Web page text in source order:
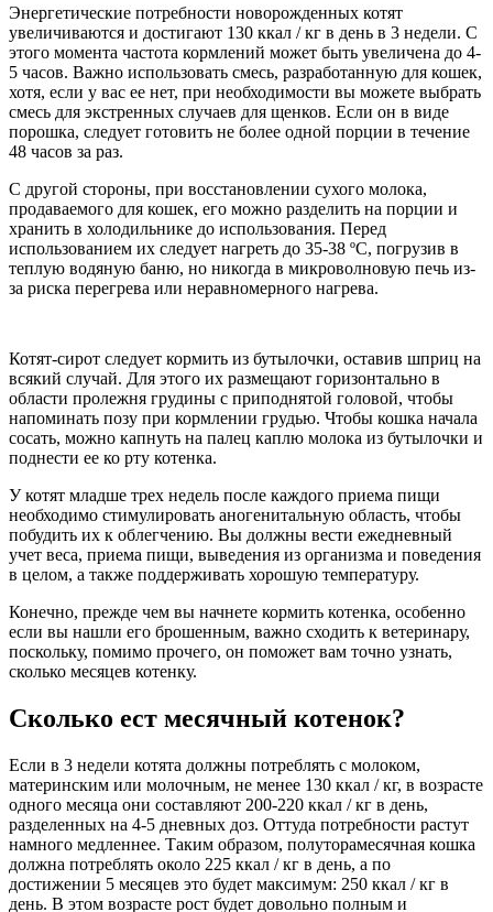
Энергетические потребности новорожденных котят
увеличиваются и достигают 130 ккал / кг в день в 3 недели. С
этого момента частота кормлений может быть увеличена до 4-
5 часов. Важно использовать смесь, разработанную для кошек,
хотя, если у вас ее нет, при необходимости вы можете выбрать
смесь для экстренных случаев для щенков. Если он в виде
порошка, следует готовить не более одной порции в течение
48 часов за раз.
С другой стороны, при восстановлении сухого молока,
продаваемого для кошек, его можно разделить на порции и
хранить в холодильнике до использования. Перед
использованием их следует нагреть до 35-38 ºC, погрузив в
теплую водяную баню, но никогда в микроволновую печь из-
за риска перегрева или неравномерного нагрева.
Котят-сирот следует кормить из бутылочки, оставив шприц на
всякий случай. Для этого их размещают горизонтально в
области пролежня грудины с приподнятой головой, чтобы
напоминать позу при кормлении грудью. Чтобы кошка начала
сосать, можно капнуть на палец каплю молока из бутылочки и
поднести ее ко рту котенка.
У котят младше трех недель после каждого приема пищи
необходимо стимулировать аногенитальную область, чтобы
побудить их к облегчению. Вы должны вести ежедневный
учет веса, приема пищи, выведения из организма и поведения
в целом, а также поддерживать хорошую температуру.
Конечно, прежде чем вы начнете кормить котенка, особенно
если вы нашли его брошенным, важно сходить к ветеринару,
поскольку, помимо прочего, он поможет вам точно узнать,
сколько месяцев котенку.
Сколько ест месячный котенок?
Если в 3 недели котята должны потреблять с молоком,
материнским или молочным, не менее 130 ккал / кг, в возрасте
одного месяца они составляют 200-220 ккал / кг в день,
разделенных на 4-5 дневных доз. Оттуда потребности растут
намного медленнее. Таким образом, полуторамесячная кошка
должна потреблять около 225 ккал / кг в день, а по
достижении 5 месяцев это будет максимум: 250 ккал / кг в
день. В этом возрасте рост будет довольно полным и